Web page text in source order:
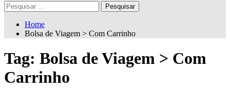
Pesquisar
por:
Home
Bolsa de Viagem > Com Carrinho
Tag: Bolsa de Viagem > Com
Carrinho